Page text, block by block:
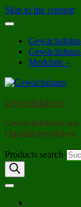
Skip to the content
Merkliste –
Gewächshäuser
Gewächshäuser
Qualitätsherstellern
Products search